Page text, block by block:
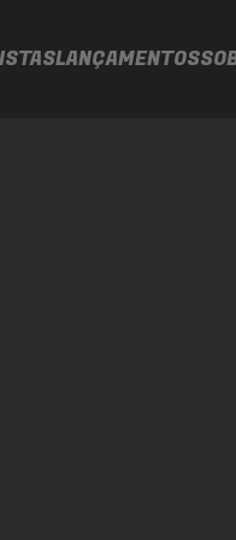
LANÇAMENTOS